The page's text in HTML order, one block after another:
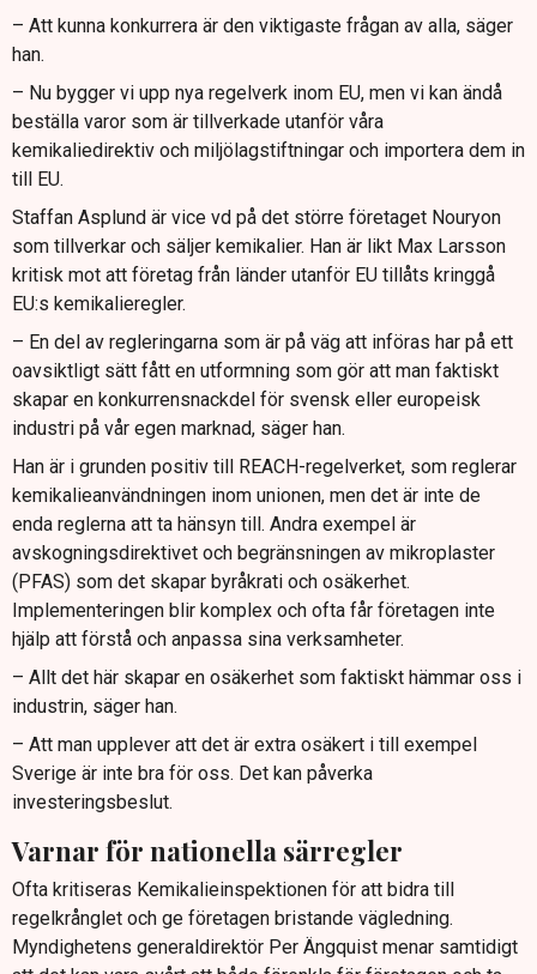
– Att kunna konkurrera är den viktigaste frågan av alla, säger
han.
– Nu bygger vi upp nya regelverk inom EU, men vi kan ändå
beställa varor som är tillverkade utanför våra
kemikaliedirektiv och miljölagstiftningar och importera dem in
till EU.
Staffan Asplund är vice vd på det större företaget Nouryon
som tillverkar och säljer kemikalier. Han är likt Max Larsson
kritisk mot att företag från länder utanför EU tillåts kringgå
EU:s kemikalieregler.
– En del av regleringarna som är på väg att införas har på ett
oavsiktligt sätt fått en utformning som gör att man faktiskt
skapar en konkurrensnackdel för svensk eller europeisk
industri på vår egen marknad, säger han.
Han är i grunden positiv till REACH-regelverket, som reglerar
kemikalieanvändningen inom unionen, men det är inte de
enda reglerna att ta hänsyn till. Andra exempel är
avskogningsdirektivet och begränsningen av mikroplaster
(PFAS) som det skapar byråkrati och osäkerhet.
Implementeringen blir komplex och ofta får företagen inte
hjälp att förstå och anpassa sina verksamheter.
– Allt det här skapar en osäkerhet som faktiskt hämmar oss i
industrin, säger han.
– Att man upplever att det är extra osäkert i till exempel
Sverige är inte bra för oss. Det kan påverka
investeringsbeslut.
Varnar för nationella särregler
Ofta kritiseras Kemikalieinspektionen för att bidra till
regelkrånglet och ge företagen bristande vägledning.
Myndighetens generaldirektör Per Ängquist menar samtidigt